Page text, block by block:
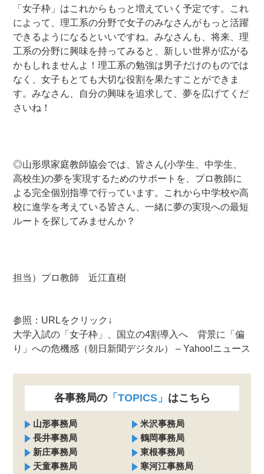
「女子枠」はこれからもっと増えていく予定です。これ
によって、理工系の分野で女子のみなさんがもっと活躍
できるようになるといいですね。みなさんも、将来、理
工系の分野に興味を持ってみると、新しい世界が広がる
かもしれませんよ！理工系の勉強は男子だけのものでは
なく、女子もとても大切な役割を果たすことができま
す。みなさん、自分の興味を追求して、夢を広げてくだ
さいね！
◎山形県家庭教師協会では、皆さん(小学生、中学生、
高校生)の夢を実現するためのサポートを、プロ教師に
よる完全個別指導で行っています。これから中学校や高
校に進学を考えている皆さん、一緒に夢の実現への最短
ルートを探してみませんか？
担当）プロ教師 近江直樹
参照：URLをクリック↓
大学入試の「女子枠」、国立の4割導入へ 背景に「偏
り」への危機感（朝日新聞デジタル） – Yahoo!ニュース
各事務局の「TOPICS」 はこちら
山形事務局
米沢事務局
長井事務局
鶴岡事務局
新庄事務局
東根事務局
天童事務局
寒河江事務局